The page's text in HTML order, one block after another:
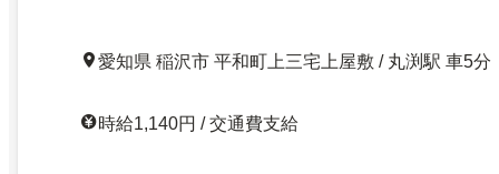
愛知県 稲沢市 平和町上三宅上屋敷 / 丸渕駅 車5分
時給1,140円 / 交通費支給